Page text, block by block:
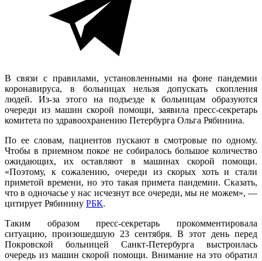
В связи с правилами, установленными на фоне пандемии
коронавируса, в больницах нельзя допускать скопления
людей. Из-за этого на подъезде к больницам образуются
очереди из машин скорой помощи, заявила пресс-секретарь
комитета по здравоохранению Петербурга Ольга Рябинина.
По ее словам, пациентов пускают в смотровые по одному.
Чтобы в приемном покое не собиралось большое количество
ожидающих, их оставляют в машинах скорой помощи.
«Поэтому, к сожалению, очереди из скорых хоть и стали
приметой времени, но это такая примета пандемии. Сказать,
что в одночасье у нас исчезнут все очереди, мы не можем», —
цитирует Рябинину РБК.
Таким образом пресс-секретарь прокомментировала
ситуацию, произошедшую 23 сентября. В этот день перед
Покровской больницей Санкт-Петербурга выстроилась
очередь из машин скорой помощи. Внимание на это обратил